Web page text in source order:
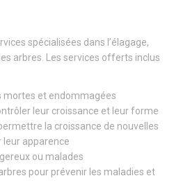
spécialisées dans l’élagage,
arbres. Les services offerts inclus
mortes et endommagées
leur croissance et leur forme
la croissance de nouvelles
leur apparence
ou malades
pour prévenir les maladies et